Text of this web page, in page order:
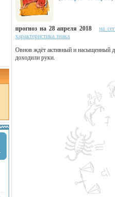
прогноз на 28 апреля 2018
на
характеристика знака
Овнов ждёт активный и насыщенный
доходили руки.